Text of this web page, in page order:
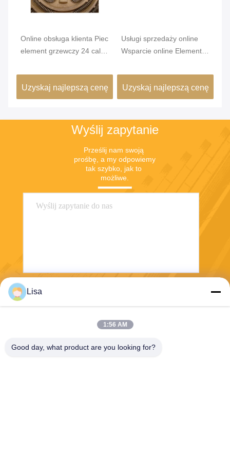
Online obsługa klienta Piec
element grzewczy 24 cali
większością
standardowych pieców
Uzyskaj najlepszą cenę
Usługi sprzedaży online
Wsparcie online Element
ceramiki / Mica
Uzyskaj najlepszą cenę
Wyślij zapytanie
Prześlij nam swoją
prośbę, a my odpowiemy
tak szybko, jak to
możliwe.
Lisa
1:56 AM
Good day, what product are you looking for?